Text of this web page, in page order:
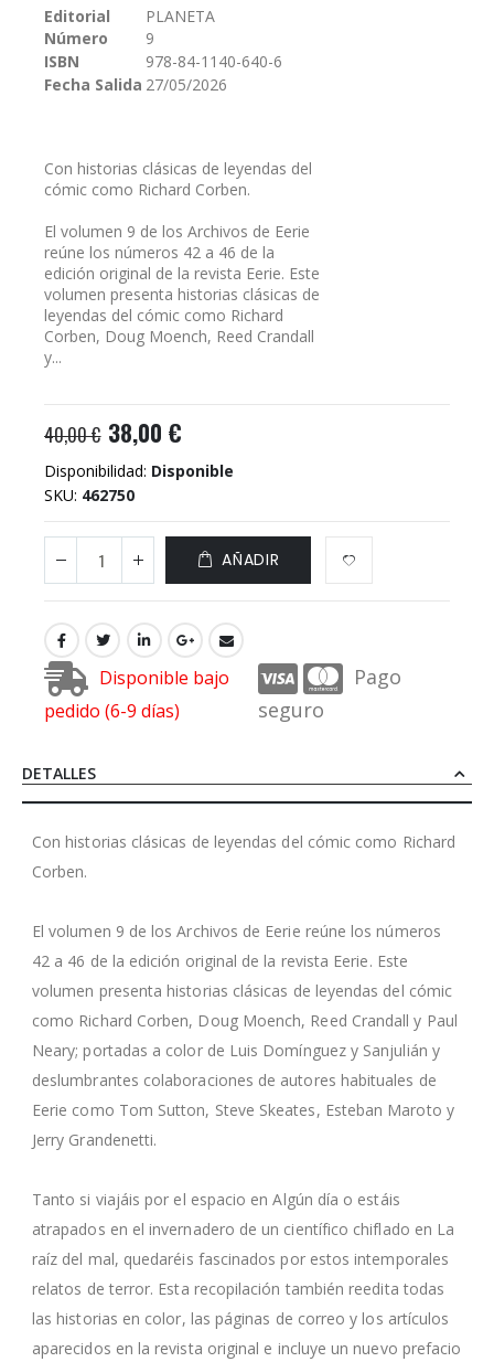
galería
imágenes
Editorial
PLANETA
Número
9
ISBN
978-84-1140-640-6
Fecha Salida 27/05/2026
Con historias clásicas de leyendas del
cómic como Richard Corben.
El volumen 9 de los Archivos de Eerie
reúne los números 42 a 46 de la
edición original de la revista Eerie. Este
volumen presenta historias clásicas de
leyendas del cómic como Richard
Corben, Doug Moench, Reed Crandall
y...
40,00 € 38,00 €
Disponibilidad: Disponible
SKU 462750
AÑADIR
Disponible bajo
pedido (6-9 días)
Pago
seguro
DETALLES
Con historias clásicas de leyendas del cómic como Richard
Corben.
El volumen 9 de los Archivos de Eerie reúne los números
42 a 46 de la edición original de la revista Eerie. Este
volumen presenta historias clásicas de leyendas del cómic
como Richard Corben, Doug Moench, Reed Crandall y Paul
Neary; portadas a color de Luis Domínguez y Sanjulián y
deslumbrantes colaboraciones de autores habituales de
Eerie como Tom Sutton, Steve Skeates, Esteban Maroto y
Jerry Grandenetti.
Tanto si viajáis por el espacio en Algún día o estáis
atrapados en el invernadero de un científico chiflado en La
raíz del mal, quedaréis fascinados por estos intemporales
relatos de terror. Esta recopilación también reedita todas
las historias en color, las páginas de correo y los artículos
aparecidos en la revista original e incluye un nuevo prefacio